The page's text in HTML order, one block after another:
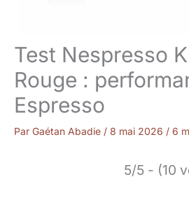
Test Nespresso
Rouge :
Espresso
Par Gaétan Abadie / 8 mai 2026 / 6
5/5 - (10